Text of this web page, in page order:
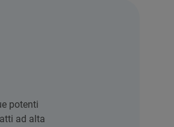
potenti
ad alta